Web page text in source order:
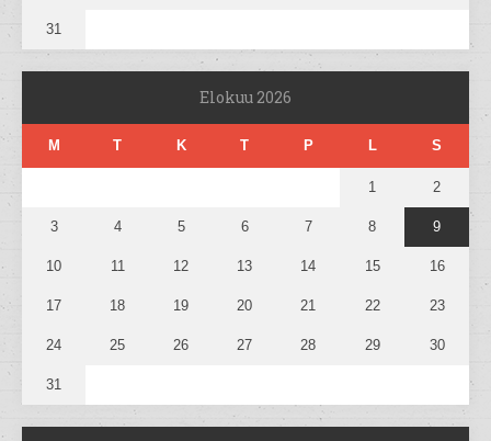
31
Elokuu 2026
M T K T P L S
1 2
3 4 5 6 7 8 9
10 11 12 13 14 15 16
17 18 19 20 21 22 23
24 25 26 27 28 29 30
31